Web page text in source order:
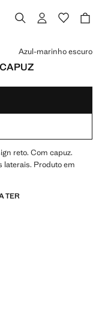
Azul-marinho escuro
reto. Com capuz.
laterais. Produto em
TER